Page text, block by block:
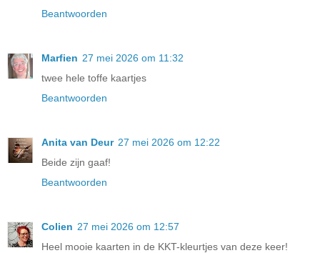
Beantwoorden
Marfien 27 mei 2026 om 11:32
twee hele toffe kaartjes
Beantwoorden
Anita van Deur 27 mei 2026 om 12:22
Beide zijn gaaf!
Beantwoorden
Colien 27 mei 2026 om 12:57
Heel mooie kaarten in de KKT-kleurtjes van deze keer!